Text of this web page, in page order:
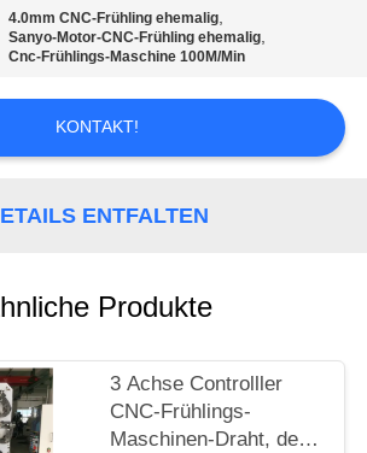
4.0mm CNC-Frühling ehemalig,
Sanyo-Motor-CNC-Frühling ehemalig,
Cnc-Frühlings-Maschine 100M/Min
KONTAKT!
ENTFALTEN
Produkte
3 Achse Controlller
CNC-Frühlings-
Maschinen-Draht, der